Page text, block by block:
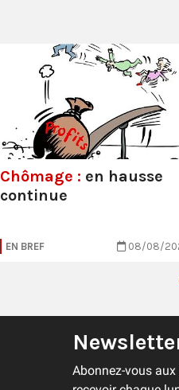
Chômage : en hausse
continue
EN BREF 08/08/
Abonnez-vous